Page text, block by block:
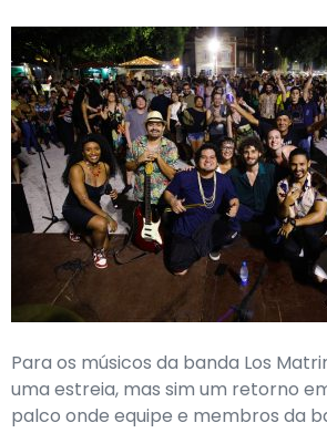
Para os músicos da banda Los
uma estreia, mas sim um retorno
palco onde equipe e membros da